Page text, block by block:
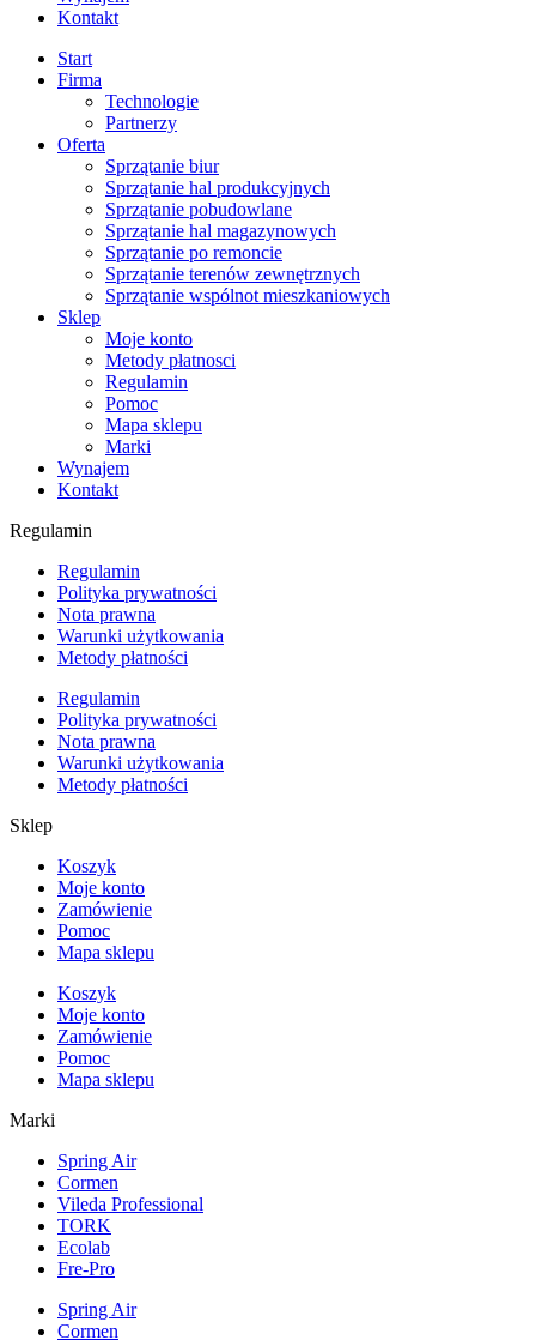
Kontakt
Start
Firma
Technologie
Partnerzy
Oferta
Sprzątanie biur
Sprzątanie hal produkcyjnych
Sprzątanie pobudowlane
Sprzątanie hal magazynowych
Sprzątanie po remoncie
Sprzątanie terenów zewnętrznych
Sprzątanie wspólnot mieszkaniowych
Sklep
Moje konto
Metody płatnosci
Regulamin
Pomoc
Mapa sklepu
Marki
Wynajem
Kontakt
Regulamin
Regulamin
Polityka prywatności
Nota prawna
Warunki użytkowania
Metody płatności
Regulamin
Polityka prywatności
Nota prawna
Warunki użytkowania
Metody płatności
Sklep
Koszyk
Moje konto
Zamówienie
Pomoc
Mapa sklepu
Koszyk
Moje konto
Zamówienie
Pomoc
Mapa sklepu
Marki
Spring Air
Cormen
Vileda Professional
TORK
Ecolab
Fre-Pro
Spring Air
Cormen